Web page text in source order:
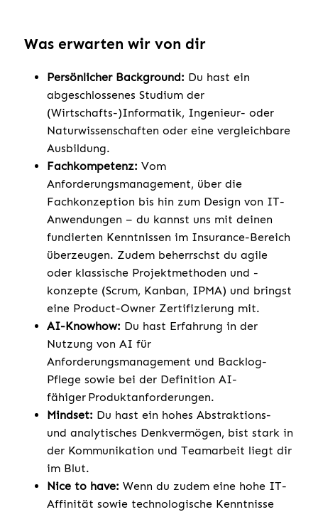
Was erwarten wir von dir
Persönlicher Background: Du hast ein
abgeschlossenes Studium der
(Wirtschafts-)Informatik, Ingenieur- oder
Naturwissenschaften oder eine vergleichbare
Ausbildung.
Fachkompetenz: Vom
Anforderungsmanagement, über die
Fachkonzeption bis hin zum Design von IT-
Anwendungen – du kannst uns mit deinen
fundierten Kenntnissen im Insurance-Bereich
überzeugen. Zudem beherrschst du agile
oder klassische Projektmethoden und -
konzepte (Scrum, Kanban, IPMA) und bringst
eine Product-Owner Zertifizierung mit.
AI-Knowhow: Du hast Erfahrung in der
Nutzung von AI für
Anforderungsmanagement und Backlog-
Pflege sowie bei der Definition AI-
fähiger Produktanforderungen.
Mindset: Du hast ein hohes Abstraktions-
und analytisches Denkvermögen, bist stark in
der Kommunikation und Teamarbeit liegt dir
im Blut.
Nice to have: Wenn du zudem eine hohe IT-
Affinität sowie technologische Kenntnisse